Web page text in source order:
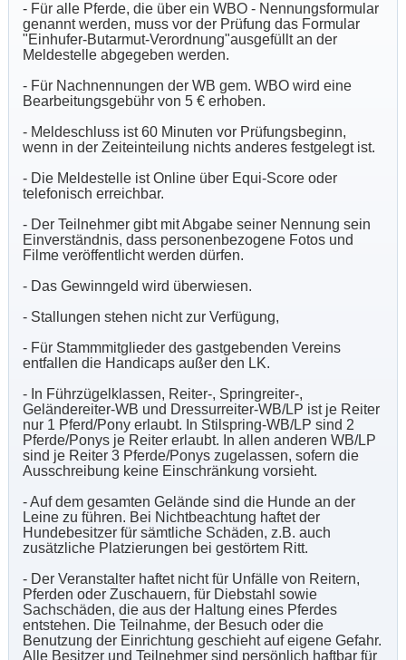
- Für alle Pferde, die über ein WBO - Nennungsformular
genannt werden, muss vor der Prüfung das Formular
"Einhufer-Butarmut-Verordnung"ausgefüllt an der
Meldestelle abgegeben werden.
- Für Nachnennungen der WB gem. WBO wird eine
Bearbeitungsgebühr von 5 € erhoben.
- Meldeschluss ist 60 Minuten vor Prüfungsbeginn,
wenn in der Zeiteinteilung nichts anderes festgelegt ist.
- Die Meldestelle ist Online über Equi-Score oder
telefonisch erreichbar.
- Der Teilnehmer gibt mit Abgabe seiner Nennung sein
Einverständnis, dass personenbezogene Fotos und
Filme veröffentlicht werden dürfen.
- Das Gewinngeld wird überwiesen.
- Stallungen stehen nicht zur Verfügung,
- Für Stammmitglieder des gastgebenden Vereins
entfallen die Handicaps außer den LK.
- In Führzügelklassen, Reiter-, Springreiter-,
Geländereiter-WB und Dressurreiter-WB/LP ist je Reiter
nur 1 Pferd/Pony erlaubt. In Stilspring-WB/LP sind 2
Pferde/Ponys je Reiter erlaubt. In allen anderen WB/LP
sind je Reiter 3 Pferde/Ponys zugelassen, sofern die
Ausschreibung keine Einschränkung vorsieht.
- Auf dem gesamten Gelände sind die Hunde an der
Leine zu führen. Bei Nichtbeachtung haftet der
Hundebesitzer für sämtliche Schäden, z.B. auch
zusätzliche Platzierungen bei gestörtem Ritt.
- Der Veranstalter haftet nicht für Unfälle von Reitern,
Pferden oder Zuschauern, für Diebstahl sowie
Sachschäden, die aus der Haltung eines Pferdes
entstehen. Die Teilnahme, der Besuch oder die
Benutzung der Einrichtung geschieht auf eigene Gefahr.
Alle Besitzer und Teilnehmer sind persönlich haftbar für